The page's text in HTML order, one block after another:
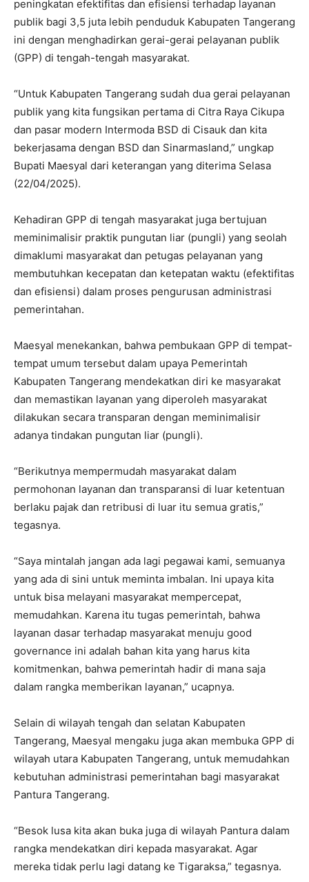
peningkatan efektifitas dan efisiensi terhadap layanan
publik bagi 3,5 juta lebih penduduk Kabupaten Tangerang
ini dengan menghadirkan gerai-gerai pelayanan publik
(GPP) di tengah-tengah masyarakat.
“Untuk Kabupaten Tangerang sudah dua gerai pelayanan
publik yang kita fungsikan pertama di Citra Raya Cikupa
dan pasar modern Intermoda BSD di Cisauk dan kita
bekerjasama dengan BSD dan Sinarmasland,” ungkap
Bupati Maesyal dari keterangan yang diterima Selasa
(22/04/2025).
Kehadiran GPP di tengah masyarakat juga bertujuan
meminimalisir praktik pungutan liar (pungli) yang seolah
dimaklumi masyarakat dan petugas pelayanan yang
membutuhkan kecepatan dan ketepatan waktu (efektifitas
dan efisiensi) dalam proses pengurusan administrasi
pemerintahan.
Maesyal menekankan, bahwa pembukaan GPP di tempat-
tempat umum tersebut dalam upaya Pemerintah
Kabupaten Tangerang mendekatkan diri ke masyarakat
dan memastikan layanan yang diperoleh masyarakat
dilakukan secara transparan dengan meminimalisir
adanya tindakan pungutan liar (pungli).
“Berikutnya mempermudah masyarakat dalam
permohonan layanan dan transparansi di luar ketentuan
berlaku pajak dan retribusi di luar itu semua gratis,”
tegasnya.
“Saya mintalah jangan ada lagi pegawai kami, semuanya
yang ada di sini untuk meminta imbalan. Ini upaya kita
untuk bisa melayani masyarakat mempercepat,
memudahkan. Karena itu tugas pemerintah, bahwa
layanan dasar terhadap masyarakat menuju good
governance ini adalah bahan kita yang harus kita
komitmenkan, bahwa pemerintah hadir di mana saja
dalam rangka memberikan layanan,” ucapnya.
Selain di wilayah tengah dan selatan Kabupaten
Tangerang, Maesyal mengaku juga akan membuka GPP di
wilayah utara Kabupaten Tangerang, untuk memudahkan
kebutuhan administrasi pemerintahan bagi masyarakat
Pantura Tangerang.
“Besok lusa kita akan buka juga di wilayah Pantura dalam
rangka mendekatkan diri kepada masyarakat. Agar
mereka tidak perlu lagi datang ke Tigaraksa,” tegasnya.